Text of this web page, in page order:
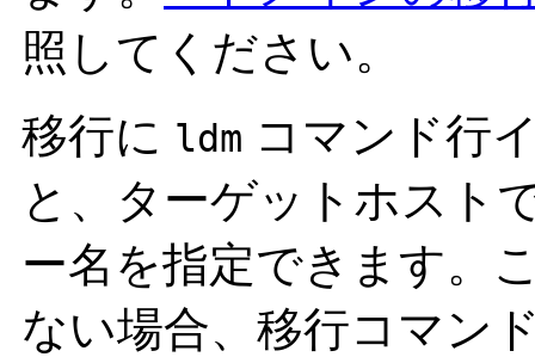
照してください。
移行に ldm コマンド行
と、ターゲットホスト
ー名を指定できます。
ない場合、移行コマン